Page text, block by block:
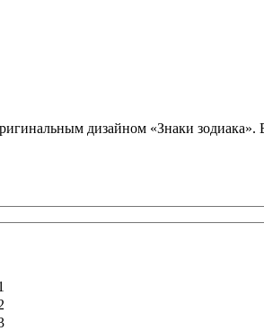
дизайном «Знаки зодиака».